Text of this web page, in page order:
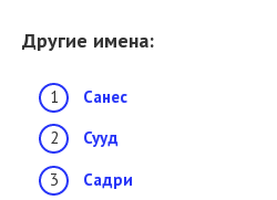
Другие имена:
Санес
Сууд
Садри